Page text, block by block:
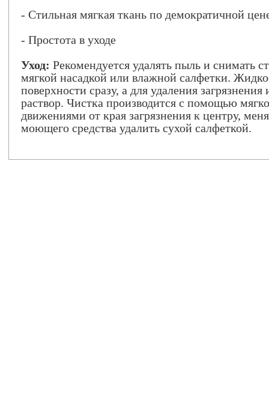
- Стильная мягкая ткань по демократичной
- Простота в уходе
Уход: Рекомендуется удалять пыль и снимать
мягкой насадкой или влажной салфетки.
поверхности сразу, а для удаления
раствор. Чистка производится с помощью
движениями от края загрязнения к центру,
моющего средства удалить сухой салфеткой.